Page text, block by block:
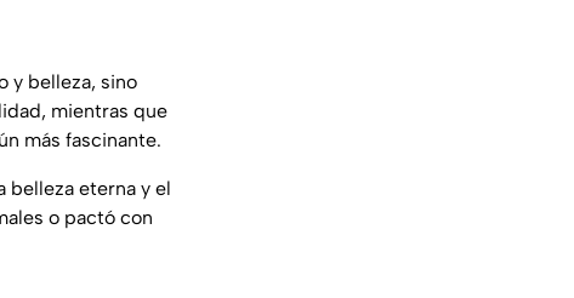
y belleza, sino
mientras que
más fascinante.
belleza eterna y el
o pactó con